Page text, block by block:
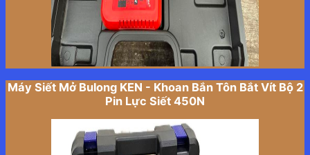
Máy Siết Mở Bulong KEN - Khoan Bắn Tôn Bắt Vít Bộ 2
Pin Lực Siết 450N